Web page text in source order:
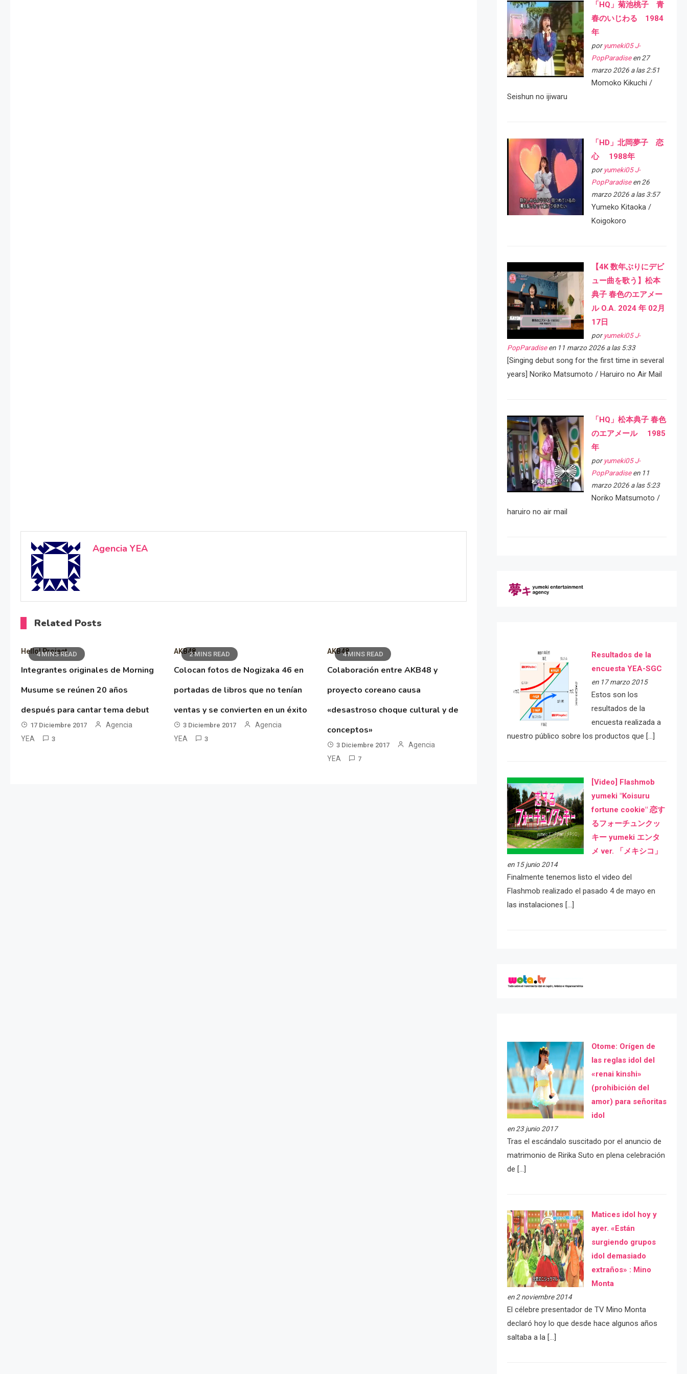
Agencia YEA
Related Posts
4 MINS READ
Hello! Project
Integrantes originales de Morning
Musume se reúnen 20 años
después para cantar tema debut
17 Diciembre 2017
Agencia
YEA
3
2 MINS READ
AKB48
Colocan fotos de Nogizaka 46 en
portadas de libros que no tenían
ventas y se convierten en un éxito
3 Diciembre 2017
Agencia
YEA
3
4 MINS READ
AKB48
Colaboración entre AKB48 y
proyecto coreano causa
«desastroso choque cultural y de
conceptos»
3 Diciembre 2017
Agencia
YEA
7
「HQ」菊池桃子 青
春のいじわる 1984
年
por yumeki05 J-
PopParadiseen 27
marzo 2026 a las 2:51
Momoko Kikuchi /
Seishun no ijiwaru
「HD」北岡夢子 恋
心 1988年
por yumeki05 J-
PopParadiseen 26
marzo 2026 a las 3:57
Yumeko Kitaoka /
Koigokoro
【4K 数年ぶりにデビ
ュー曲を歌う】松本
典子 春色のエアメー
ル O.A. 2024 年 02月
17日
por yumeki05 J-
PopParadiseen 11 marzo 2026 a las 5:33
[Singing debut song for the first time in several
years] Noriko Matsumoto / Haruiro no Air Mail
「HQ」松本典子 春色
のエアメール 1985
年
por yumeki05 J-
PopParadiseen 11
marzo 2026 a las 5:23
Noriko Matsumoto /
haruiro no air mail
Resultados de la
encuesta YEA-SGC
en 17 marzo 2015
Estos son los
resultados de la
encuesta realizada a
nuestro público sobre los productos que […]
[Video] Flashmob
yumeki "Koisuru
fortune cookie" 恋す
るフォーチュンクッ
キー yumeki エンタ
メ ver. 「メキシコ」
en 15 junio 2014
Finalmente tenemos listo el video del
Flashmob realizado el pasado 4 de mayo en
las instalaciones […]
Otome: Orígen de
las reglas idol del
«renai kinshi»
(prohibición del
amor) para señoritas
idol
en 23 junio 2017
Tras el escándalo suscitado por el anuncio de
matrimonio de Ririka Suto en plena celebración
de […]
Matices idol hoy y
ayer. «Están
surgiendo grupos
idol demasiado
extraños» : Mino
Monta
en 2 noviembre 2014
El célebre presentador de TV Mino Monta
declaró hoy lo que desde hace algunos años
saltaba a la […]